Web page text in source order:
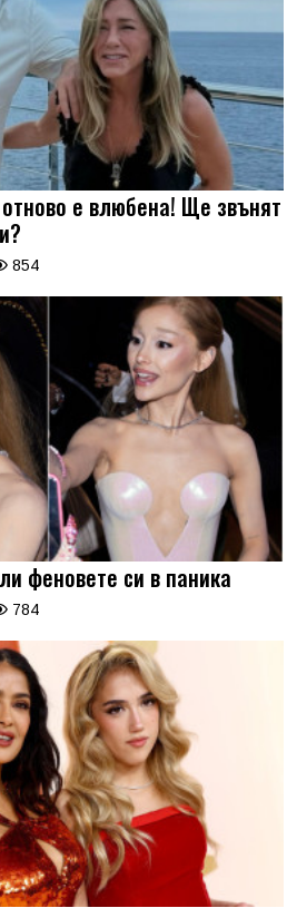
е влюбена! Ще звънят
854
феновете си в паника
784